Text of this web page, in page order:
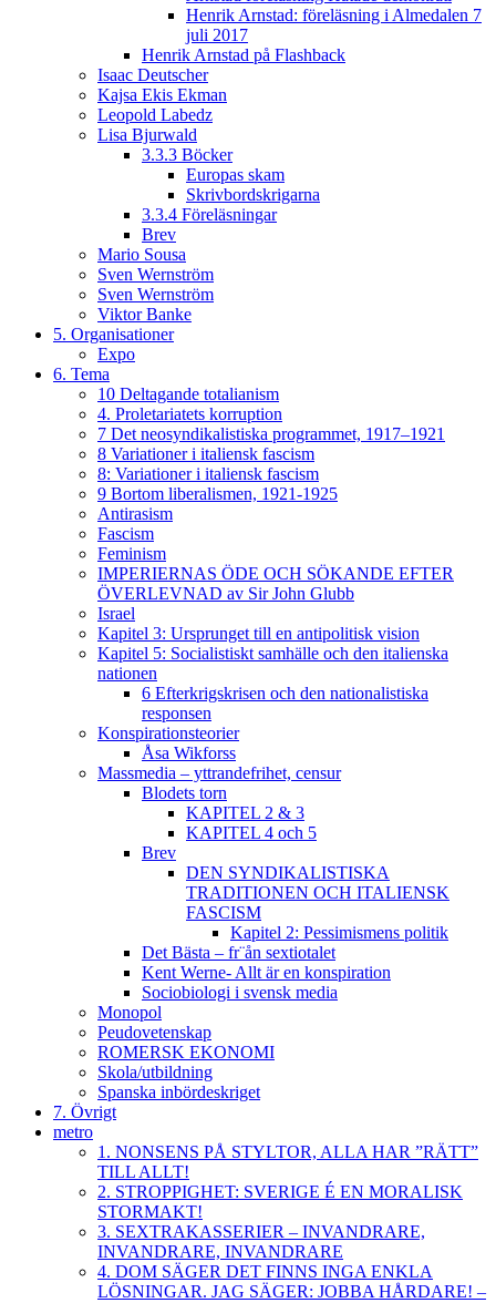
Henrik Arnstad: föreläsning i Almedalen 7
juli 2017
Henrik Arnstad på Flashback
Isaac Deutscher
Kajsa Ekis Ekman
Leopold Labedz
Lisa Bjurwald
3.3.3 Böcker
Europas skam
Skrivbordskrigarna
3.3.4 Föreläsningar
Brev
Mario Sousa
Sven Wernström
Sven Wernström
Viktor Banke
5. Organisationer
Expo
6. Tema
10 Deltagande totalianism
4. Proletariatets korruption
7 Det neosyndikalistiska programmet, 1917–1921
8 Variationer i italiensk fascism
8: Variationer i italiensk fascism
9 Bortom liberalismen, 1921-1925
Antirasism
Fascism
Feminism
IMPERIERNAS ÖDE OCH SÖKANDE EFTER
ÖVERLEVNAD av Sir John Glubb
Israel
Kapitel 3: Ursprunget till en antipolitisk vision
Kapitel 5: Socialistiskt samhälle och den italienska
nationen
6 Efterkrigskrisen och den nationalistiska
responsen
Konspirationsteorier
Åsa Wikforss
Massmedia – yttrandefrihet, censur
Blodets torn
KAPITEL 2 & 3
KAPITEL 4 och 5
Brev
DEN SYNDIKALISTISKA
TRADITIONEN OCH ITALIENSK
FASCISM
Kapitel 2: Pessimismens politik
Det Bästa – fr¨ån sextiotalet
Kent Werne- Allt är en konspiration
Sociobiologi i svensk media
Monopol
Peudovetenskap
ROMERSK EKONOMI
Skola/utbildning
Spanska inbördeskriget
7. Övrigt
metro
1. NONSENS PÅ STYLTOR, ALLA HAR ”RÄTT”
TILL ALLT!
2. STROPPIGHET: SVERIGE É EN MORALISK
STORMAKT!
3. SEXTRAKASSERIER – INVANDRARE,
INVANDRARE, INVANDRARE
4. DOM SÄGER DET FINNS INGA ENKLA
LÖSNINGAR. JAG SÄGER: JOBBA HÅRDARE! –